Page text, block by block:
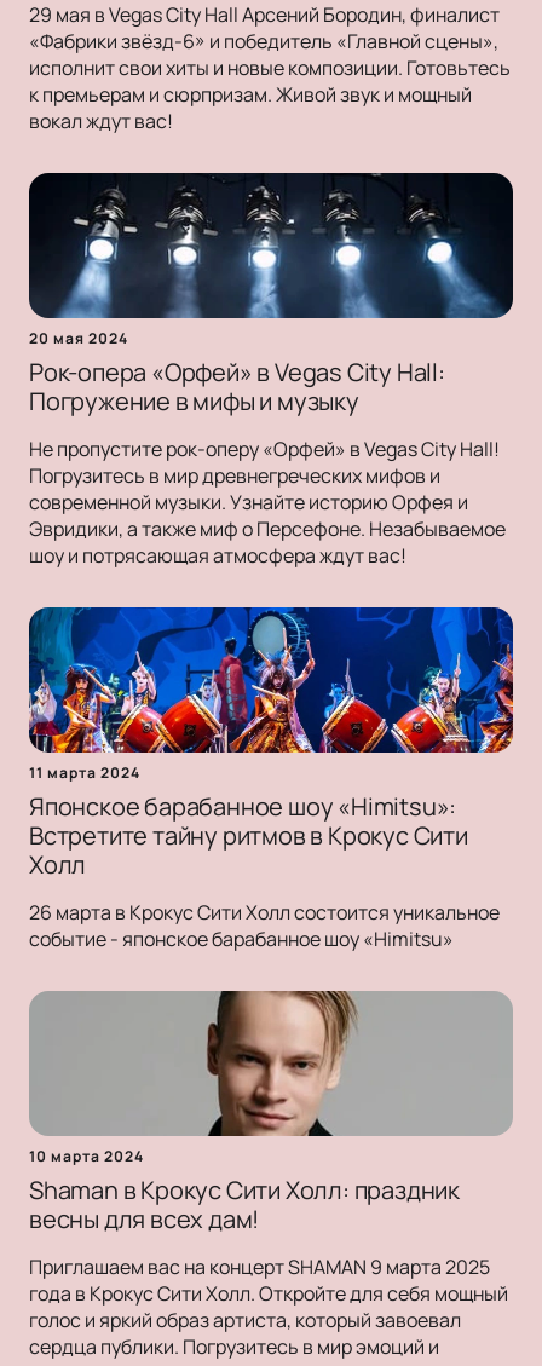
29 мая в Vegas City Hall Арсений Бородин, финалист
«Фабрики звёзд-6» и победитель «Главной сцены»,
исполнит свои хиты и новые композиции. Готовьтесь
к премьерам и сюрпризам. Живой звук и мощный
вокал ждут вас!
20 мая 2024
Рок-опера «Орфей» в Vegas City Hall:
Погружение в мифы и музыку
Не пропустите рок-оперу «Орфей» в Vegas City Hall!
Погрузитесь в мир древнегреческих мифов и
современной музыки. Узнайте историю Орфея и
Эвридики, а также миф о Персефоне. Незабываемое
шоу и потрясающая атмосфера ждут вас!
11 марта 2024
Японское барабанное шоу «Himitsu»:
Встретите тайну ритмов в Крокус Сити
Холл
26 марта в Крокус Сити Холл состоится уникальное
событие - японское барабанное шоу «Himitsu»
10 марта 2024
Shaman в Крокус Сити Холл: праздник
весны для всех дам!
Приглашаем вас на концерт SHAMAN 9 марта 2025
года в Крокус Сити Холл. Откройте для себя мощный
голос и яркий образ артиста, который завоевал
сердца публики. Погрузитесь в мир эмоций и